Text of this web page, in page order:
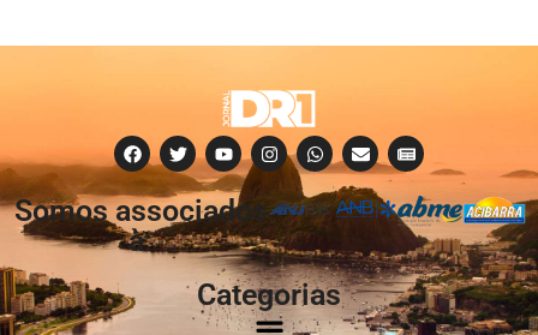
Somos associados
à:
Categorias